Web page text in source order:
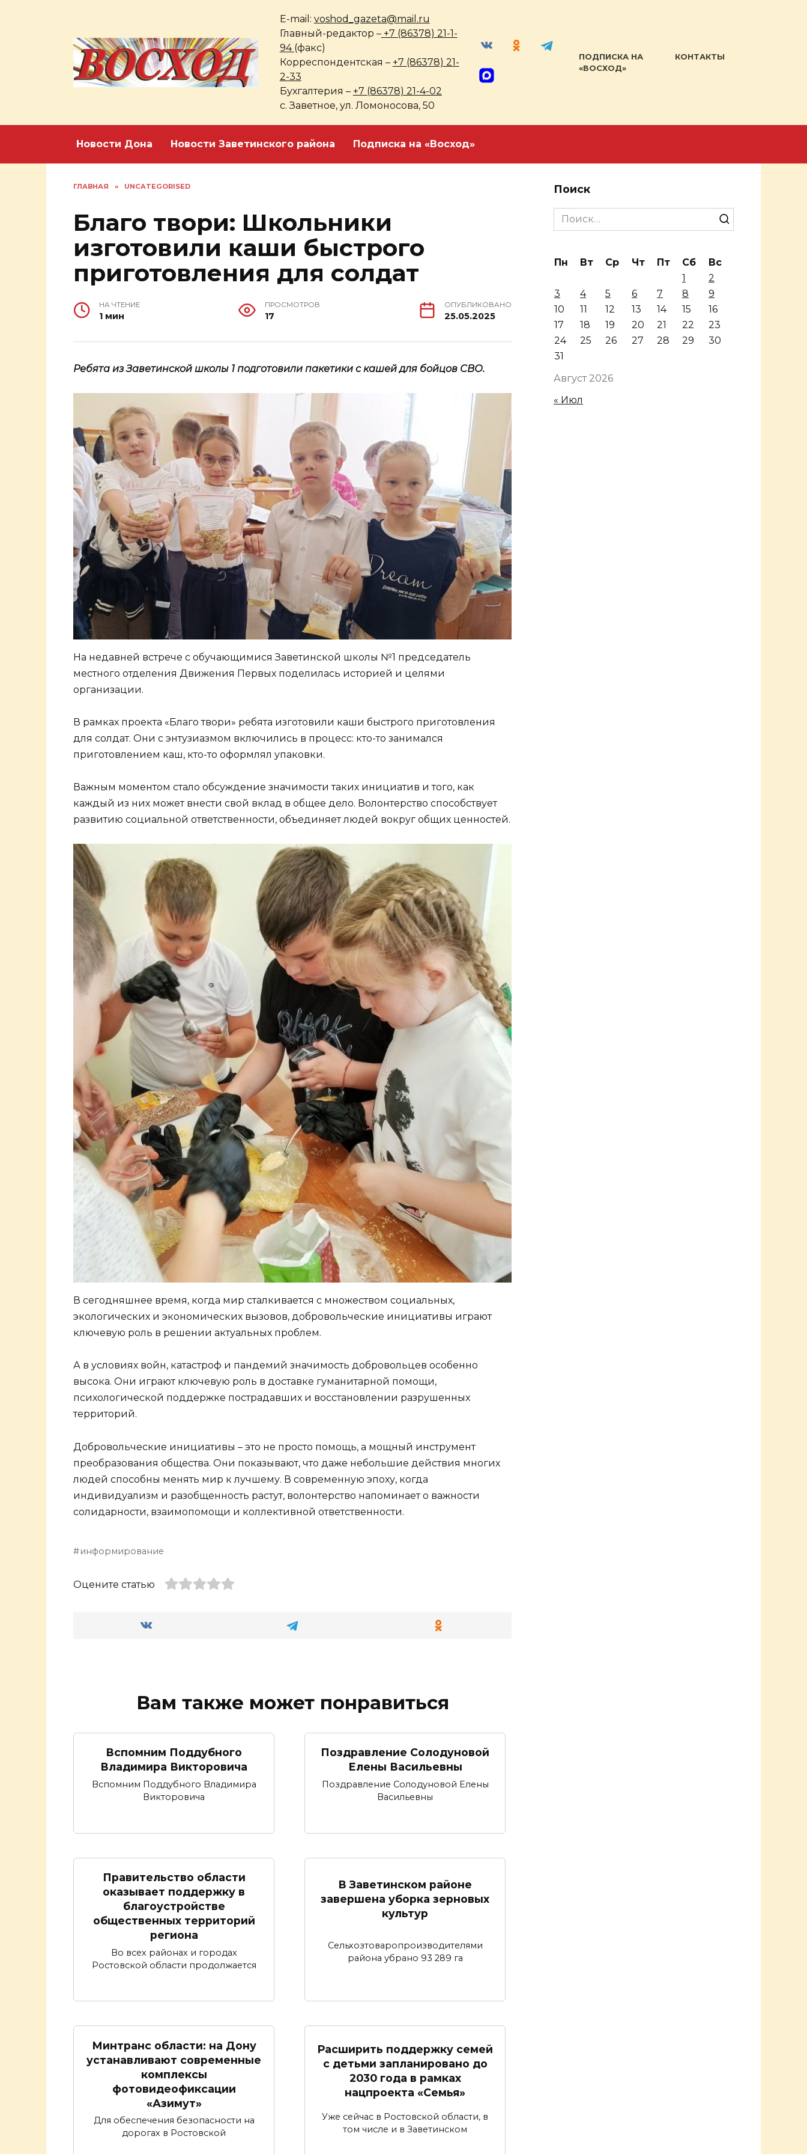
E-mail: voshod_gazeta@mail.ru
Главный-редактор –+7 (86378) 21-1-
94 (факс)
Корреспондентская – +7 (86378) 21-
2-33
Бухгалтерия – +7 (86378) 21-4-02
с. Заветное, ул. Ломоносова, 50
ПОДПИСКА НА
«ВОСХОД»
КОНТАКТЫ
Новости Дона Новости Заветинского района Подписка на «Восход»
ГЛАВНАЯ » UNCATEGORISED
Благо твори: Школьники
изготовили каши быстрого
приготовления для солдат
НА ЧТЕНИЕ
1 мин
ПРОСМОТРОВ
17
ОПУБЛИКОВАНО
25.05.2025
Ребята из Заветинской школы 1 подготовили пакетики с кашей для бойцов СВО.
На недавней встрече с обучающимися Заветинской школы №1 председатель
местного отделения Движения Первых поделилась историей и целями
организации.
В рамках проекта «Благо твори» ребята изготовили каши быстрого приготовления
для солдат. Они с энтузиазмом включились в процесс: кто-то занимался
приготовлением каш, кто-то оформлял упаковки.
Важным моментом стало обсуждение значимости таких инициатив и того, как
каждый из них может внести свой вклад в общее дело. Волонтерство способствует
развитию социальной ответственности, объединяет людей вокруг общих ценностей.
В сегодняшнее время, когда мир сталкивается с множеством социальных,
экологических и экономических вызовов, добровольческие инициативы играют
ключевую роль в решении актуальных проблем.
А в условиях войн, катастроф и пандемий значимость добровольцев особенно
высока. Они играют ключевую роль в доставке гуманитарной помощи,
психологической поддержке пострадавших и восстановлении разрушенных
территорий.
Добровольческие инициативы – это не просто помощь, а мощный инструмент
преобразования общества. Они показывают, что даже небольшие действия многих
людей способны менять мир к лучшему. В современную эпоху, когда
индивидуализм и разобщенность растут, волонтерство напоминает о важности
солидарности, взаимопомощи и коллективной ответственности.
информирование
Оцените статью
Вам также может понравиться
Вспомним Поддубного
Владимира Викторовича
Вспомним Поддубного Владимира
Викторовича
Поздравление Солодуновой
Елены Васильевны
Поздравление Солодуновой Елены
Васильевны
Правительство области
оказывает поддержку в
благоустройстве
общественных территорий
региона
Во всех районах и городах
Ростовской области продолжается
В Заветинском районе
завершена уборка зерновых
культур
Сельхозтоваропроизводителями
района убрано 93 289 га
Минтранс области: на Дону
устанавливают современные
комплексы
фотовидеофиксации
«Азимут»
Для обеспечения безопасности на
дорогах в Ростовской
Расширить поддержку семей
с детьми запланировано до
2030 года в рамках
нацпроекта «Семья»
Уже сейчас в Ростовской области, в
том числе и в Заветинском
Поиск
Search
for:
Август 2026
Пн Вт Ср Чт Пт Сб
Вс
1
2
3
4 5 6 7 8
9
10
11 12 13 14 15
16
17
18 19 20 21 22
23
24
25 26 27 28 29
30
31
« Июл